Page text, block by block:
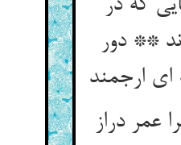
که در
** دور
ای ارجمند
عمر دراز